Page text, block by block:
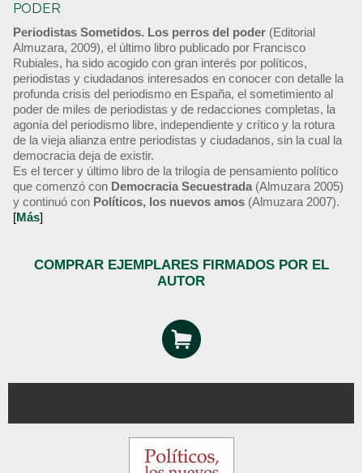
PODER
Periodistas Sometidos. Los perros del poder (Editorial
Almuzara, 2009), el último libro publicado por Francisco
Rubiales, ha sido acogido con gran interés por políticos,
periodistas y ciudadanos interesados en conocer con detalle la
profunda crisis del periodismo en España, el sometimiento al
poder de miles de periodistas y de redacciones completas, la
agonía del periodismo libre, independiente y crítico y la rotura
de la vieja alianza entre periodistas y ciudadanos, sin la cual la
democracia deja de existir.
Es el tercer y último libro de la trilogía de pensamiento político
que comenzó con Democracia Secuestrada (Almuzara 2005)
y continuó con Políticos, los nuevos amos (Almuzara 2007).
[Más]
COMPRAR EJEMPLARES FIRMADOS POR EL
AUTOR